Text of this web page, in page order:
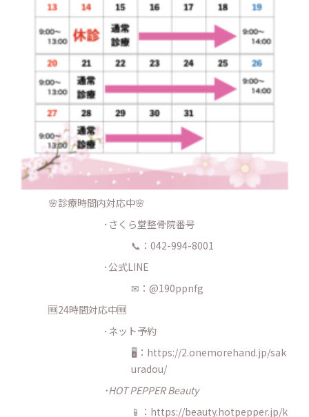
🌸診療時間内対応中🌸
･さくら堂整骨院番号
📞：042-994-8001
･公式LINE
✉：@190ppnfg
🆓24時間対応中🆓
･ネット予約
🖥：https://2.onemorehand.jp/sak
uradou/
･HOT PEPPER Beauty
📱：https://beauty.hotpepper.jp/k